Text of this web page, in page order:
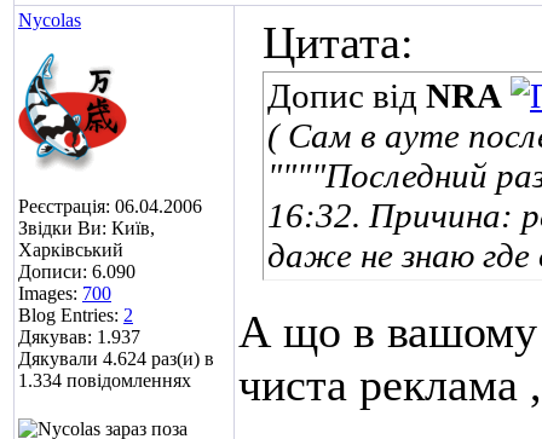
Nycolas
Реєстрація: 06.04.2006
Звідки Ви: Київ,
Харківський
Дописи: 6.090
Images: 700
Blog Entries: 2
Дякував: 1.937
Дякували 4.624 раз(и) в
1.334 повідомленнях
Цитата:
Допис від NRA
( Сам в ауте
""""Последний
16:32. Причина:
даже не знаю где
А що в вашому
чиста реклама